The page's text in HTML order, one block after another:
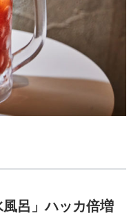
呂」ハッカ倍増